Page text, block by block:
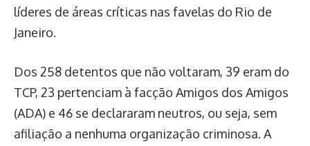
líderes de áreas críticas nas favelas do Rio de
Janeiro.
Dos 258 detentos que não voltaram, 39 eram do
TCP, 23 pertenciam à facção Amigos dos Amigos
(ADA) e 46 se declararam neutros, ou seja, sem
afiliação a nenhuma organização criminosa. A